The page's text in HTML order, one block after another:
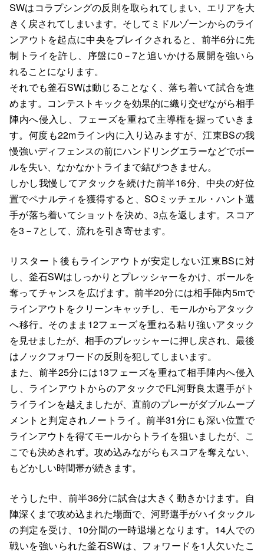
SWはコラプシングの反則を取られてしまい、エリアを大
きく戻されてしまいます。そしてミドルゾーンからのライ
ンアウトを起点に中央をブレイクされると、前半6分に先
制トライを許し、序盤に0－7と追いかける展開を強いら
れることになります。
それでも釜石SWは動じることなく、落ち着いて試合を進
めます。コンテストキックを効果的に織り交ぜながら相手
陣内へ侵入し、フェーズを重ねて主導権を握っていきま
す。何度も22mライン内に入り込みますが、江東BSの我
慢強いディフェンスの前にハンドリングエラーなどでボー
ルを失い、なかなかトライまで結びつきません。
しかし我慢してアタックを続けた前半16分、中央の好位
置でペナルティを獲得すると、SOミッチェル・ハント選
手が落ち着いてショットを決め、3点を返します。スコア
を3－7として、流れを引き寄せます。
リスタート後もラインアウトが安定しない江東BSに対
し、釜石SWはしっかりとプレッシャーをかけ、ボールを
奪ってチャンスを広げます。前半20分には相手陣内5mで
ラインアウトをクリーンキャッチし、モールからアタック
へ移行。そのまま12フェーズを重ねる粘り強いアタック
を見せましたが、相手のプレッシャーに押し戻され、最後
はノックフォワードの反則を犯してしまいます。
また、前半25分には13フェーズを重ねて相手陣内へ侵入
し、ラインアウトからのアタックでFL河野良太選手がト
ライラインを越えましたが、直前のプレーがダブルムーブ
メントと判定されノートライ。前半31分にも深い位置で
ラインアウトを得てモールからトライを狙いましたが、こ
こでも決めきれず。攻め込みながらもスコアを奪えない、
もどかしい時間帯が続きます。
そうした中、前半36分に試合は大きく動きかけます。自
陣深くまで攻め込まれた場面で、河野選手がハイタックル
の判定を受け、10分間の一時退場となります。14人での
戦いを強いられた釜石SWは、フォワードを1人欠いたこ